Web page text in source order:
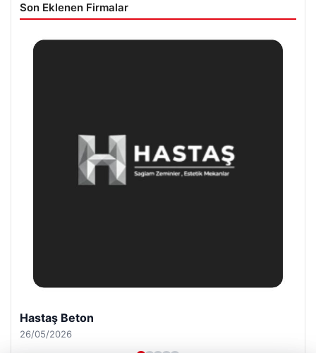
Son Eklenen Firmalar
Enes Kaplan Avukatlık Bürosu
28/04/2026